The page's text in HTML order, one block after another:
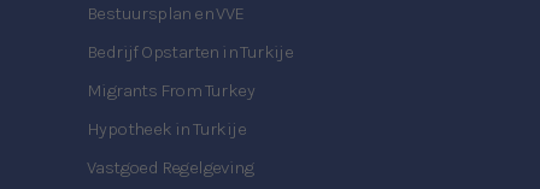
Bestuursplan en VVE
Bedrijf Opstarten in Turkije
Migrants From Turkey
Hypotheek in Turkije
Vastgoed Regelgeving